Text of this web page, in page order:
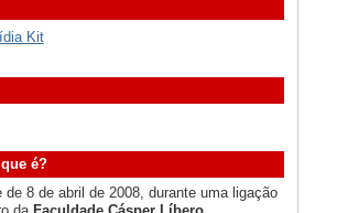
Kit
é?
de 8 de abril de 2008, durante uma ligação